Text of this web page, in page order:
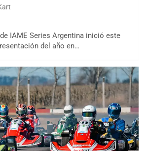
IAME Series Argentina inició este
del año en…